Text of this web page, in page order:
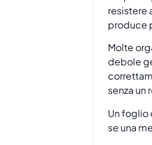
resistere
produce
Molte
debole
senza
Un foglio
se una